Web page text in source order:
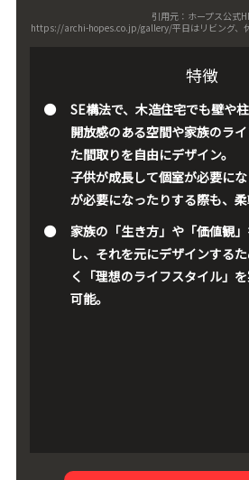
引用元：ホープス公式
https://archi-hopes.co.jp/gallery/平日はリビング、
特徴
SE構法で、木造住宅でも壁や
開放感のある空間や家族のラ
た間取りを自由にデザイン。
子供が成長して個室が必要に
が必要になったりする際も、柔
家族の「生き方」や「価値観
し、それを元にデザインする
く「理想のライフスタイル」
可能。